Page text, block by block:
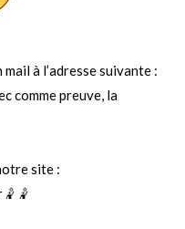
à l’adresse suivante :
comme preuve, la
site :